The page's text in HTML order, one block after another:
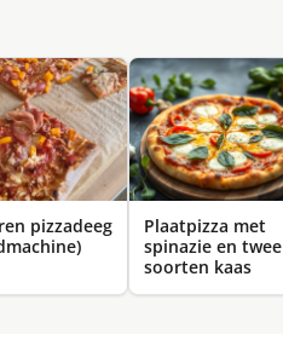
pizzadeeg
Plaatpizza met
spinazie en twee
soorten kaas